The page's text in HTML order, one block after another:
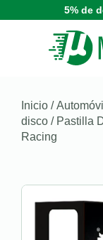
5% de
Inicio /
disco / Pastilla
Racing